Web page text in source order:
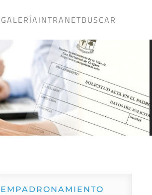
GALERÍAINTRANETBUSCAR
EMPADRONAMIENTO